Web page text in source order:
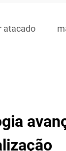
atacado